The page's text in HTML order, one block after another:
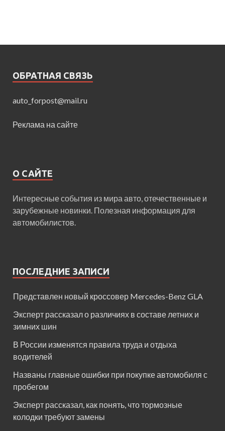
ОБРАТНАЯ СВЯЗЬ
auto_forpost@mail.ru
Реклама на сайте
О САЙТЕ
Интересные события из мира авто, отечественные и
зарубежные новинки. Полезная информация для
автомобилистов.
ПОСЛЕДНИЕ ЗАПИСИ
Представлен новый кроссовер Mercedes-Benz GLA
Эксперт рассказал о различиях в составе летних и
зимних шин
В России изменятся правила труда и отдыха
водителей
Названы главные ошибки при покупке автомобиля с
пробегом
Эксперт рассказал, как понять, что тормозные
колодки требуют замены